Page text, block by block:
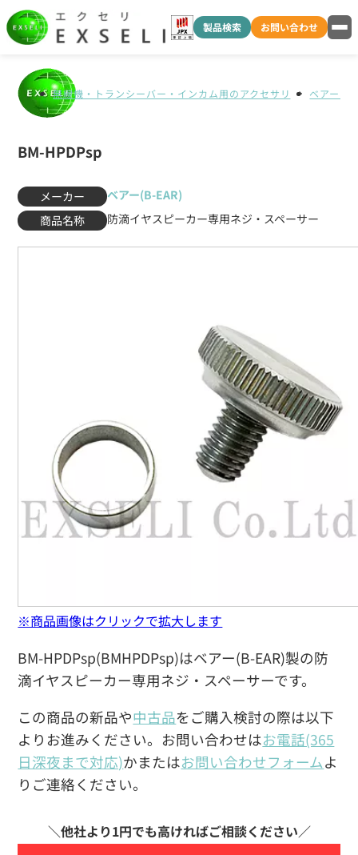
製品検索 お問い合わせ
無線機・トランシーバー・インカム用のアクセサリ ベアー(B-
BM-HPDPsp
メーカー
ベアー(B-EAR)
商品名称
防滴イヤスピーカー専用ネジ・スペーサー
BM-HPDPsp(BMHPDPsp)はベアー(B-EAR)製の防
滴イヤスピーカー専用ネジ・スペーサーです。
この商品の新品や中古品をご購入検討の際は以下
よりお進みください。お問い合わせはお電話(365
日深夜まで対応)かまたはお問い合わせフォームよ
りご連絡ください。
※商品画像はクリックで拡大します